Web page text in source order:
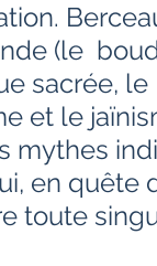
(le
sacrée,
et le
mythes
en quête
toute